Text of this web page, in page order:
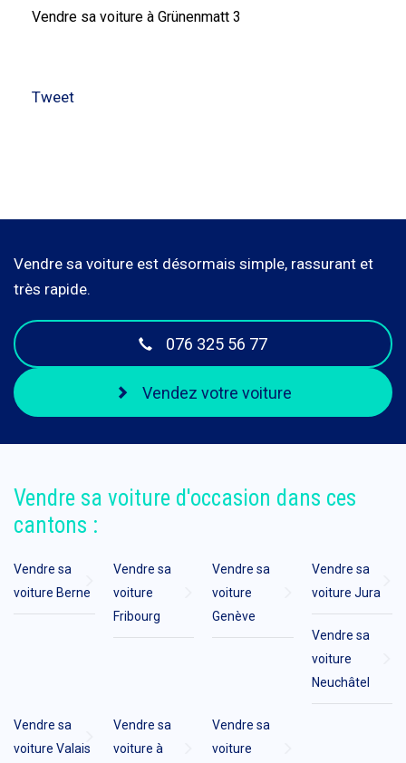
Vendre sa voiture à Grünenmatt 3
Tweet
Vendre sa voiture est désormais simple, rassurant et
très rapide.
076 325 56 77
Vendez votre voiture
Vendre sa voiture d'occasion dans ces
cantons :
Vendre sa
voiture Berne
Vendre sa
voiture
Fribourg
Vendre sa
voiture
Genève
Vendre sa
voiture Jura
Vendre sa
voiture
Neuchâtel
Vendre sa
voiture Valais
Vendre sa
voiture à
Vendre sa
voiture